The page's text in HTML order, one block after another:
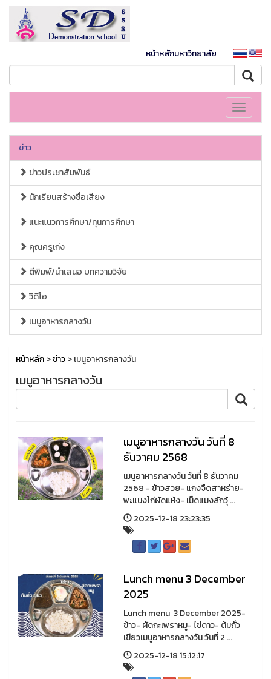
หน้าหลักมหาวิทยาลัย
Toggle
ข่าว
ข่าวประชาสัมพันธ์
นักเรียนสร้างชื่อเสียง
แนะแนวการศึกษา/ทุนการศึกษา
คุณครูเก่ง
ตีพิมพ์/นำเสนอ บทความวิจัย
วิดีโอ
เมนูอาหารกลางวัน
หน้าหลัก>ข่าว> เมนูอาหารกลางวัน
เมนูอาหารกลางวัน
เมนูอาหารกลางวัน วันที่ 8
ธันวาคม 2568
เมนูอาหารกลางวัน วันที่ 8 ธันวาคม
2568 - ข้าวสวย- แกงจืดสาหร่าย-
พะแนงไก่ผัดแห้ง- เม็ดแมงลักวุ้ ...
2025-12-18 23:23:35
Lunch menu 3 December
2025
Lunch menu 3 December 2025-
ข้าว- ผัดกะเพราหมู- ไข่ดาว- ต้มถั่ว
เขียวเมนูอาหารกลางวัน วันที่ 2 ...
2025-12-18 15:12:17